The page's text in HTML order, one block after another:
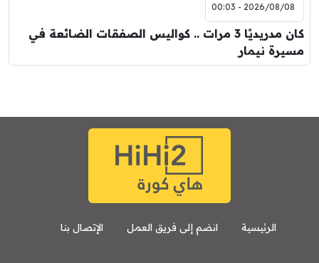
2026/08/08 - 00:03
كان مدريديًا 3 مرات .. كواليس الصفقات الضائعة في
مسيرة نيمار
الرئيسية انضم إلى فريق العمل الإتصال بنا